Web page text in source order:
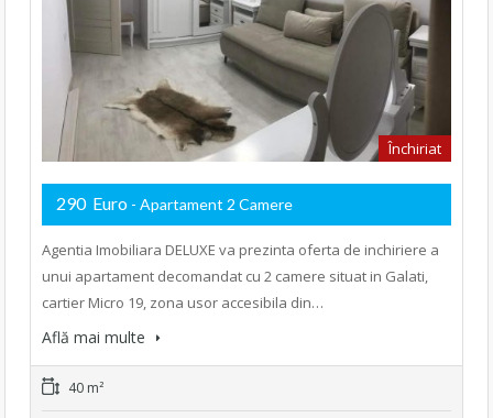
Închiriat
290 Euro - Apartament 2 Camere
Agentia Imobiliara DELUXE va prezinta oferta de inchiriere a
unui apartament decomandat cu 2 camere situat in Galati,
cartier Micro 19, zona usor accesibila din…
Află mai multe
40 m²